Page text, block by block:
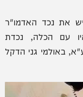
את נכד האדמו"ר
עם הכלה, נכדת
באולמי גני הדקל